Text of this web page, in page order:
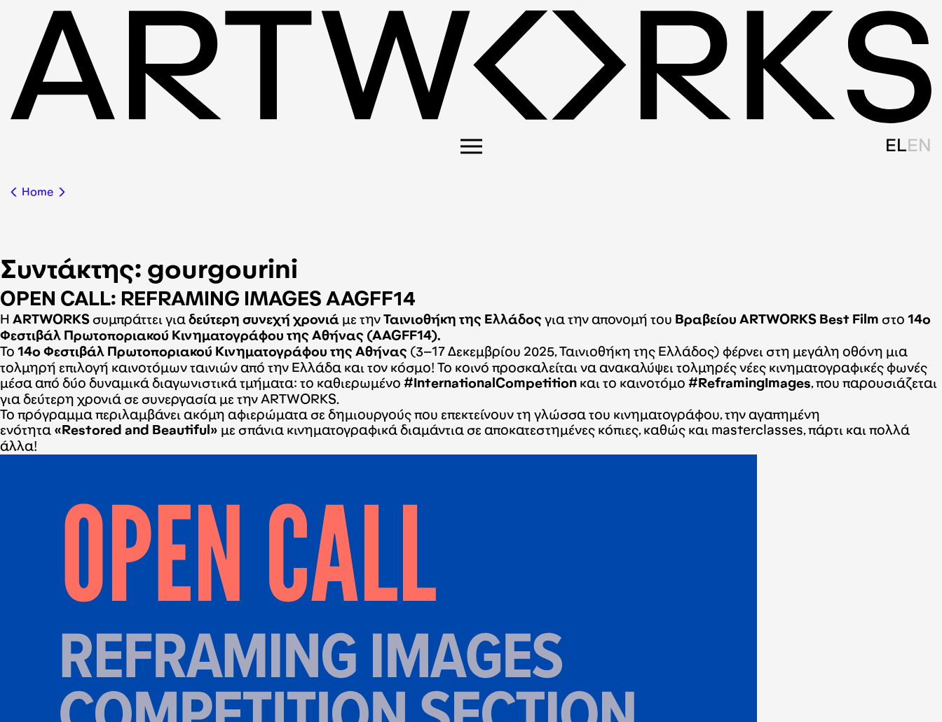
EL EN
Home
Συντάκτης: gourgourini
OPEN CALL: REFRAMING IMAGES AAGFF14
Η ARTWORKS συμπράττει για δεύτερη συνεχή χρονιά με την Ταινιοθήκη της Ελλάδος για την απονομή του Βραβείου ARTWORKS Best Film στο 14ο
Φεστιβάλ Πρωτοποριακού Κινηματογράφου της Αθήνας (AAGFF14).
Το 14ο Φεστιβάλ Πρωτοποριακού Κινηματογράφου της Αθήνας (3–17 Δεκεμβρίου 2025, Ταινιοθήκη της Ελλάδος) φέρνει στη μεγάλη οθόνη μια
τολμηρή επιλογή καινοτόμων ταινιών από την Ελλάδα και τον κόσμο! Το κοινό προσκαλείται να ανακαλύψει τολμηρές νέες κινηματογραφικές φωνές
μέσα από δύο δυναμικά διαγωνιστικά τμήματα: το καθιερωμένο #InternationalCompetition και το καινοτόμο #ReframingImages, που παρουσιάζεται
για δεύτερη χρονιά σε συνεργασία με την ARTWORKS.
Το πρόγραμμα περιλαμβάνει ακόμη αφιερώματα σε δημιουργούς που επεκτείνουν τη γλώσσα του κινηματογράφου, την αγαπημένη
ενότητα «Restored and Beautiful» με σπάνια κινηματογραφικά διαμάντια σε αποκατεστημένες κόπιες, καθώς και masterclasses, πάρτι και πολλά
άλλα!